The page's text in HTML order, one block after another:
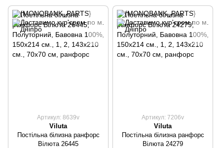
Артикул: 8639v
Viluta
Постільна білизна ранфорс
Вілюта 26445
Артикул: 7206v
Viluta
Постільна білизна ранфорс
Вілюта 24279